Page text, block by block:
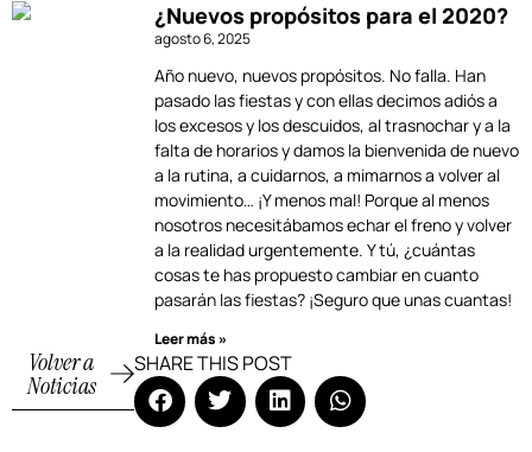
Volver a
Noticias
SHARE THIS POST
¿Nuevos propósitos para el 2020?
agosto 6, 2025
Año nuevo, nuevos propósitos. No falla. Han
pasado las fiestas y con ellas decimos adiós a
los excesos y los descuidos, al trasnochar y a la
falta de horarios y damos la bienvenida de nuevo
a la rutina, a cuidarnos, a mimarnos a volver al
movimiento… ¡Y menos mal! Porque al menos
nosotros necesitábamos echar el freno y volver
a la realidad urgentemente. Y tú, ¿cuántas
cosas te has propuesto cambiar en cuanto
pasarán las fiestas? ¡Seguro que unas cuantas!
Leer más »